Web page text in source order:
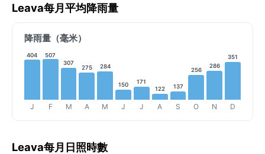
Leava每月平均降雨量
降雨量（毫米）
404
J
507
F
307
M
275
A
284
M
150
J
171
J
122
A
137
S
256
O
286
N
351
D
Leava每月日照時數